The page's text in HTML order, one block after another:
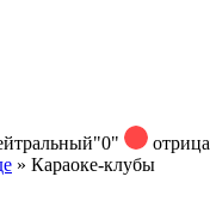
"0"
» Караоке-клубы